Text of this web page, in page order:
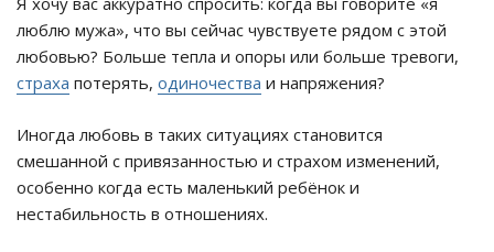
люблю мужа», что вы сейчас чувствуете рядом с этой
любовью? Больше тепла и опоры или больше тревоги,
страха потерять, одиночества и напряжения?
Иногда любовь в таких ситуациях становится
смешанной с привязанностью и страхом изменений,
особенно когда есть маленький ребёнок и
нестабильность в отношениях.